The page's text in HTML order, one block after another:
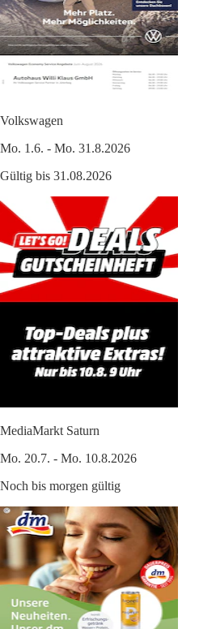
Volkswagen
Mo. 1.6. - Mo. 31.8.2026
Gültig bis 31.08.2026
MediaMarkt Saturn
Mo. 20.7. - Mo. 10.8.2026
Noch bis morgen gültig